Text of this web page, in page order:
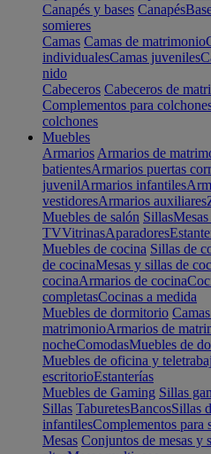
Canapés y bases Canapés
somieres
Camas Camas de matrimonio
individualesCamas juveniles
nido
Cabeceros Cabeceros de
Complementos para
colchones
Muebles
Armarios Armarios de
batientesArmarios puertas
juvenilArmarios infantiles
vestidoresArmarios auxiliares
Muebles de salón Sillas
TVVitrinasAparadores
Muebles de cocina Sillas de
de cocinaMesas y sillas de
cocinaArmarios de cocina
completasCocinas a medida
Muebles de dormitorio
matrimonioArmarios de
nocheComodasMuebles de
Muebles de oficina y
escritorioEstanterías
Muebles de Gaming Sillas
Sillas TaburetesBancosSillas
infantilesComplementos para
Mesas Conjuntos de mesas y